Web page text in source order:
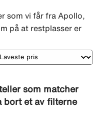
som vi får fra Apollo,
på at restplasser er
som matcher
bort et av filterne